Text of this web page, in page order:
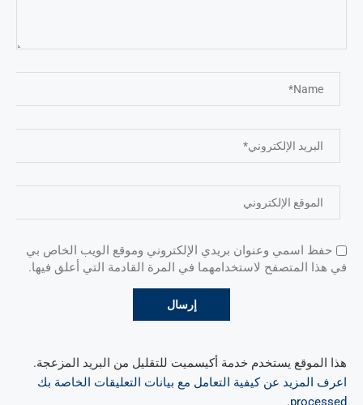
حفظ اسمي وعنوان بريدي الإلكتروني وموقع الويب الخاص بي
في هذا المتصفح لاستخدامهما في المرة القادمة التي أعلق فيها.
هذا الموقع يستخدم خدمة أكيسميت للتقليل من البريد المزعجة.
اعرف المزيد عن كيفية التعامل مع بيانات التعليقات الخاصة بك
processed
.